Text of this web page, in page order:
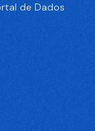
de Dados